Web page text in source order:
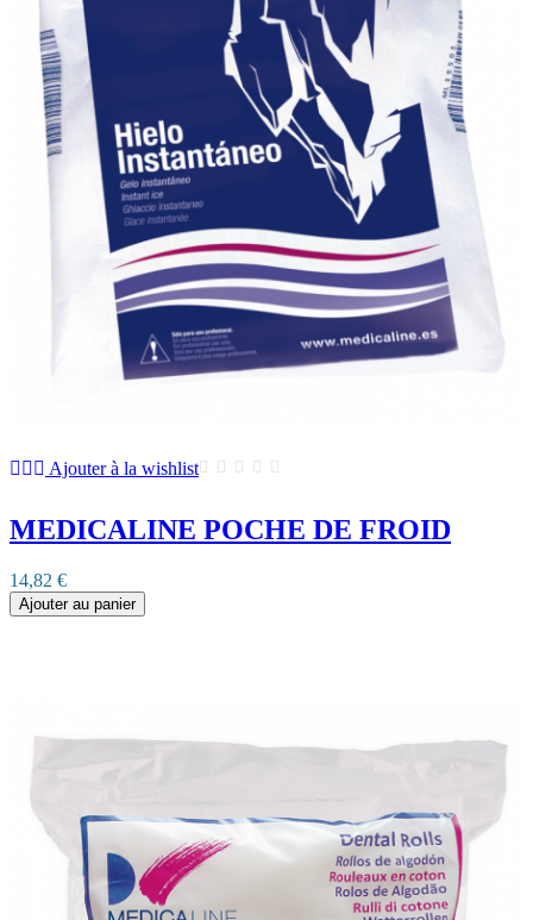
Ajouter à la wishlist
MEDICALINE POCHE DE FROID
14,82 €
Ajouter au panier